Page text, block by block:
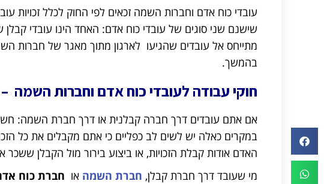
עובדי כוח אדם וחברות השמה זכאים לפי החוק לכלל זכויות
שישנם שני סוגים של עובדי כוח אדם: האחד הינו עובדי
מתייחס אל עובדים שהגיעו לארגון מתוך מאגר של חברות
בהמשך.
חוקי עבודה לעובדי כוח אדם וחברות
אם אתם עובדים דרך חברה קבלנית או דרך חברת השמה:
במקרים כאלה יש לשים לב כפליים כי אתם מקבלים את כל
האדם אודות קבלת הזכויות, או ביצוע בירור מול הקבלן
מי שעובד דרך חברת קבלן, חברת השמה או חברת כוח